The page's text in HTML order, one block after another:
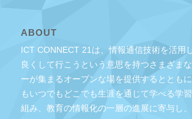
ABOUT
ICT CONNECT 21は、情報通信技術を活用
良くして行こうという意思を持つさまざま
ーが集まるオープンな場を提供するととも
もいつでもどこでも生涯を通じて学べる学
組み、教育の情報化の一層の進展に寄与し